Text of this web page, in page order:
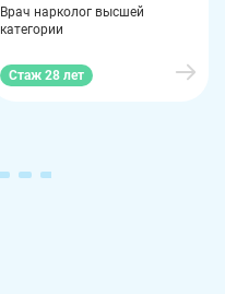
Врач нарколог высшей
категории
Стаж 28 лет